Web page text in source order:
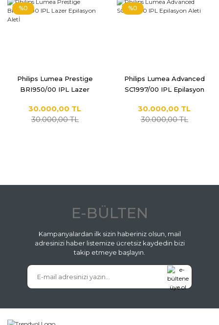
%0
Philips Lumea Prestige
BRI950/00 IPL Lazer
30.000,00 TL
30.000,00 TL
%0
Philips Lumea Advanced
SC1997/00 IPL Epilasyon
30.000,00 TL
30.000,00 TL
E-BÜLTEN
Kampanyalardan ilk sizin haberiniz olsun, mail
adresinizi haber listemize ücretsiz kaydedin bizi
takip etmeye başlayın.